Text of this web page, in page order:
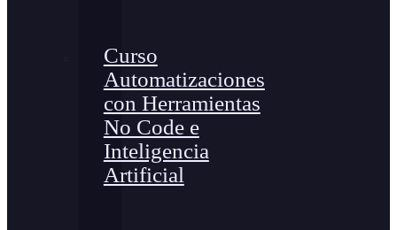
Curso
Automatizaciones
con Herramientas
No Code e
Inteligencia
Artificial